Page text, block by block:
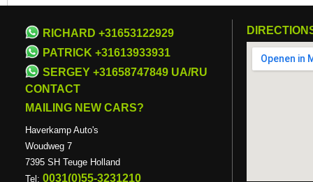
RICHARD +31653122929
PATRICK +31613933931
SERGEY +31658747849 UA/RU
CONTACT
MAILING NEW CARS?
Haverkamp Auto's
Woudweg 7
7395 SH Teuge Holland
Tel: 0031(0)55-3231210